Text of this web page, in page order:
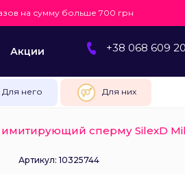
на сумму больше 700 грн
Акции +38 068 609
Для него Для них
сперму SilexD
Артикул: 10325744